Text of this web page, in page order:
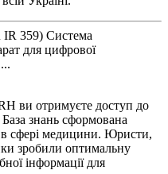
359) Система
для цифрової
ви отримуєте доступ до
знань сформована
в сфері медицини. Юристи,
зробили оптимальну
інформації для